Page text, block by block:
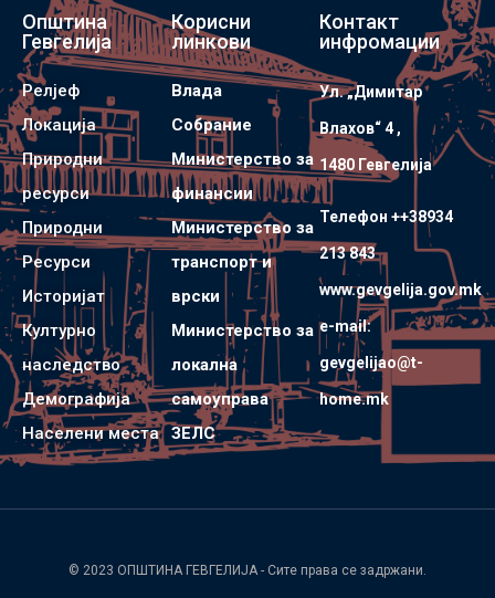
Општина
Гевгелија
Релјеф
Локација
Природни
ресурси
Природни
Ресурси
Историјат
Културно
наследство
Демографија
Населени места
Корисни
линкови
Влада
Собрание
Министерство за
финансии
Министерство за
транспорт и
врски
Министерство за
локална
самоуправа
ЗЕЛС
Контакт
инфромации
Ул. „Димитар
Влахов“ 4 ,
1480 Гевгелијa
Телефон ++38934
213 843
www.gevgelija.gov.mk
e-mail:
gevgelijao@t-
home.mk
© 2023 ОПШТИНА ГЕВГЕЛИЈА - Сите права се задржани.